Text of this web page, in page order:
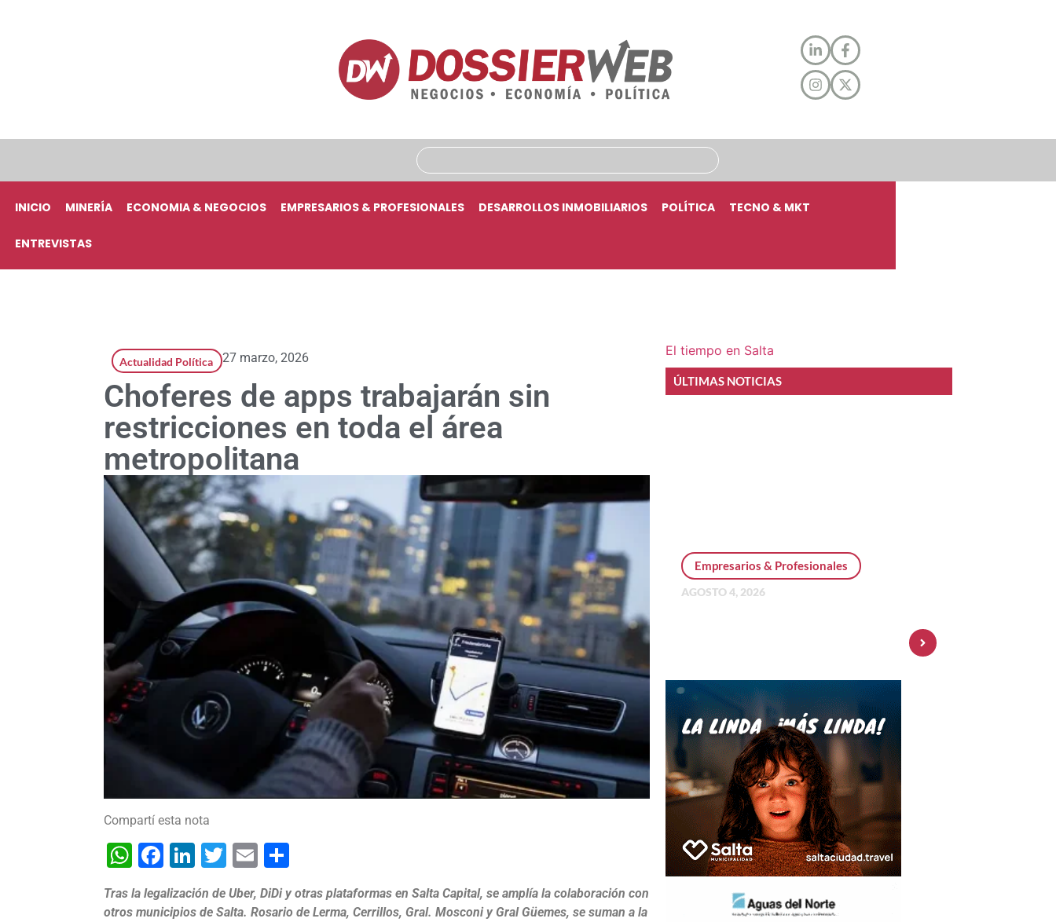
INICIO MINERÍA ECONOMIA & NEGOCIOS EMPRESARIOS & PROFESIONALES DESARROLLOS INMOBILIARIOS POLÍTICA TECNO & MKT
ENTREVISTAS
Actualidad Política 27 marzo, 2026
Choferes de apps trabajarán sin
restricciones en toda el área
metropolitana
Compartí esta nota
WhatsApp
Facebook
LinkedIn
Twitter
Email
Tras la legalización de Uber, DiDi y otras plataformas en Salta Capital, se amplía la colaboración con
otros municipios de Salta. Rosario de Lerma, Cerrillos, Gral. Mosconi y Gral Güemes, se suman a la
El tiempo en Salta
ÚLTIMAS NOTICIAS
Empresarios & Profesionales
AGOSTO 4, 2026